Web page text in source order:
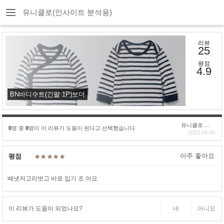
유니클로(인사이트 분석용)
BN바디수트(긴팔·1P)보더
리뷰
25
평점
4.9
0명 중 0명이 이 리뷰가 도움이 된다고 선택했습니다
2023.04.06
평점 아주 좋아요
배냇저고리벗고 바로 입기 조 아요
이 리뷰가 도움이 되었나요? 네 아니요